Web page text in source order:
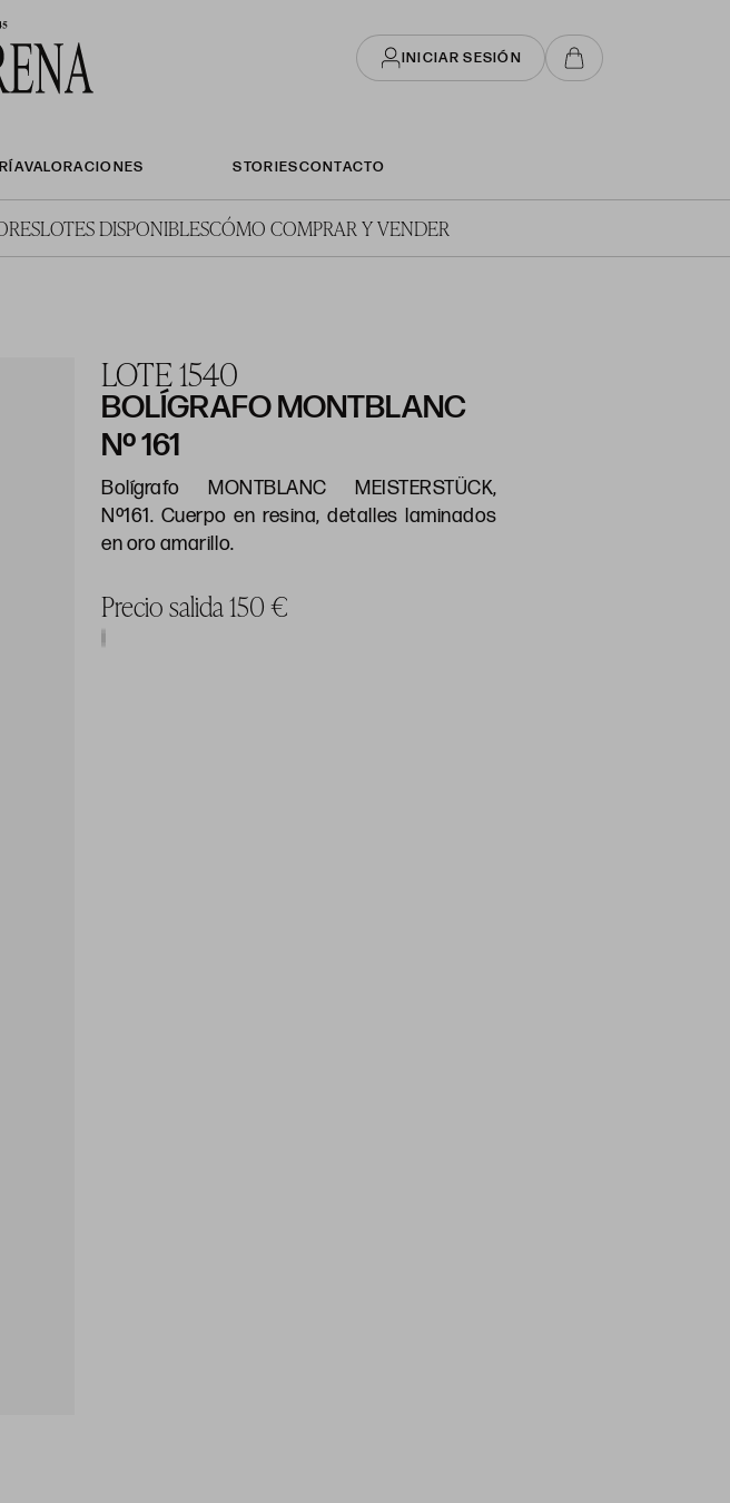
INICIAR SESIÓN
VALORACIONES STORIESCONTACTO
LOTES DISPONIBLESCÓMO COMPRAR Y VENDER
LOTE 1540
BOLÍGRAFO MONTBLANC
Nº 161
Bolígrafo MONTBLANC MEISTERSTÜCK,
Nº161. Cuerpo en resina, detalles laminados
en oro amarillo.
Precio salida 150 €